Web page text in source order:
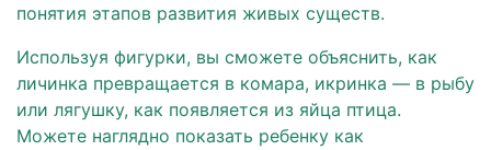
понятия этапов развития живых существ.
Используя фигурки, вы сможете объяснить, как
личинка превращается в комара, икринка — в рыбу
или лягушку, как появляется из яйца птица.
Можете наглядно показать ребенку как